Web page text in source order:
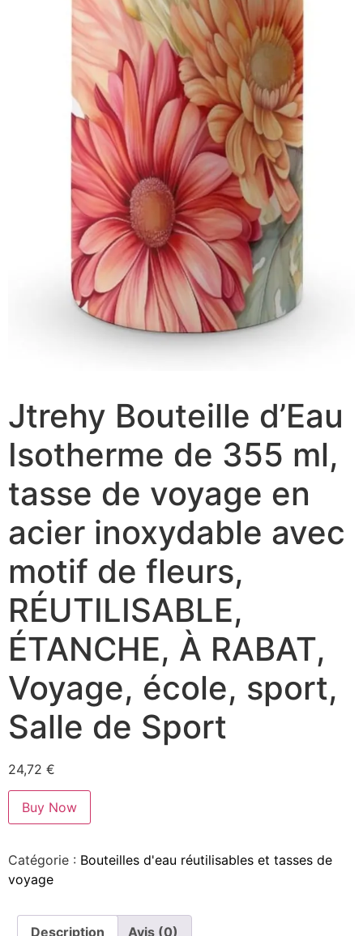
Jtrehy Bouteille d’Eau
Isotherme de 355 ml,
tasse de voyage en
acier inoxydable avec
motif de fleurs,
RÉUTILISABLE,
ÉTANCHE, À RABAT,
Voyage, école, sport,
Salle de Sport
24,72 €
Buy Now
Catégorie : Bouteilles d'eau réutilisables et tasses de
voyage
Description Avis (0)